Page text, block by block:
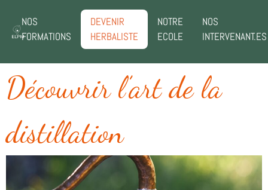
NOS
FORMATIONS
DEVENIR
HERBALISTE
NOTRE
ECOLE
NOS
INTERVENANT.ES
Découvrir l’art de la
distillation